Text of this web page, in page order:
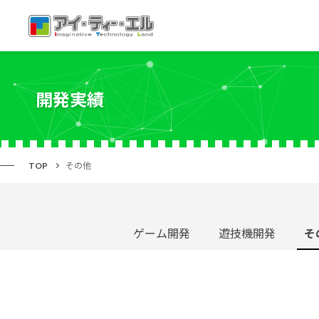
開発実績
TOP その他
ゲーム開発 遊技機開発 そ